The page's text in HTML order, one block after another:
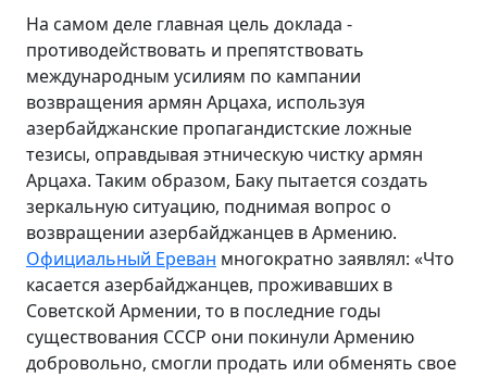
На самом деле главная цель доклада -
противодействовать и препятствовать
международным усилиям по кампании
возвращения армян Арцаха, используя
азербайджанские пропагандистские ложные
тезисы, оправдывая этническую чистку армян
Арцаха. Таким образом, Баку пытается создать
зеркальную ситуацию, поднимая вопрос о
возвращении азербайджанцев в Армению.
Официальный Ереван многократно заявлял: «Что
касается азербайджанцев, проживавших в
Советской Армении, то в последние годы
существования СССР они покинули Армению
добровольно, смогли продать или обменять свое